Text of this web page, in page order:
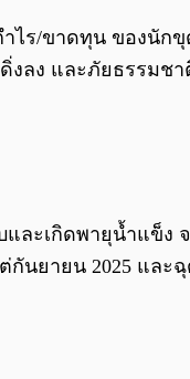
ไร/ขาดทุน ของนักขุ
งลง และภัยธรรมช
ละเกิดพายุน้ำแข็ง
กันยายน 2025 และ